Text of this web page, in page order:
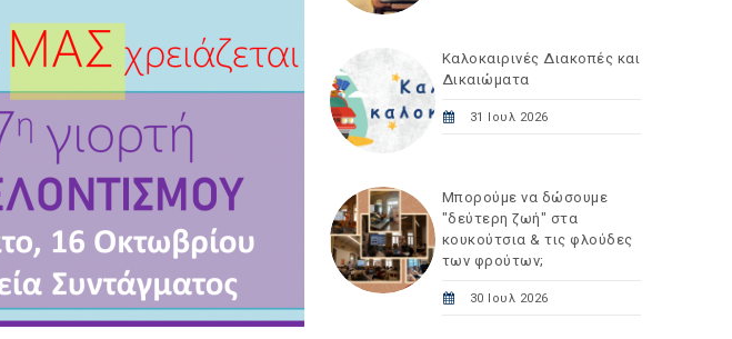
Καλοκαιρινές Διακοπές και
Δικαιώματα
31 Ιουλ 2026
Μπορούμε να δώσουμε
"δεύτερη ζωή" στα
κουκούτσια & τις φλούδες
των φρούτων;
30 Ιουλ 2026